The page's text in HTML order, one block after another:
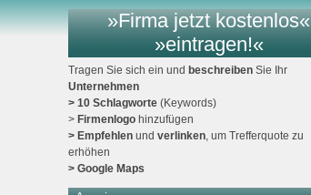
»Firma jetzt kostenlos«
»eintragen!«
Tragen Sie sich ein und beschreibenSie Ihr
Unternehmen
> 10 Schlagworte(Keywords)
> Firmenlogohinzufügen
> Empfehlenund verlinken, um Trefferquote zu
erhöhen
> Google Maps